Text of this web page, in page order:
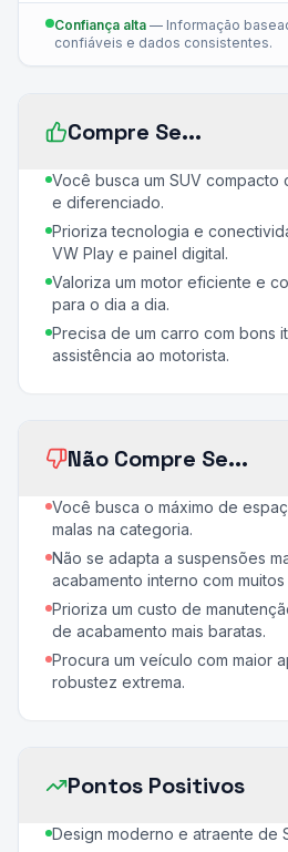
Confiança alta — Informação
confiáveis e dados consistentes.
Compre Se...
Você busca um SUV compacto
e diferenciado.
Prioriza tecnologia e
VW Play e painel digital.
Valoriza um motor eficiente e
para o dia a dia.
Precisa de um carro com bons
assistência ao motorista.
Não Compre Se...
Você busca o máximo de
malas na categoria.
Não se adapta a suspensões
acabamento interno com
Prioriza um custo de
de acabamento mais baratas.
Procura um veículo com maior
robustez extrema.
Pontos Positivos
Design moderno e atraente de